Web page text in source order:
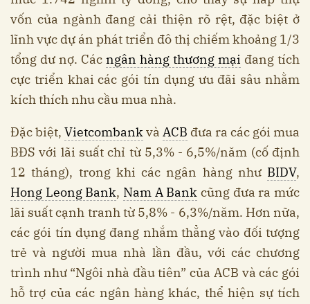
vốn của ngành đang cải thiện rõ rệt, đặc biệt ở
lĩnh vực dự án phát triển đô thị chiếm khoảng 1/3
tổng dư nợ. Các ngân hàng thương mại đang tích
cực triển khai các gói tín dụng ưu đãi sâu nhằm
kích thích nhu cầu mua nhà.
Đặc biệt, Vietcombankvà ACB đưa ra các gói mua
BĐS với lãi suất chỉ từ 5,3% - 6,5%/năm (cố định
12 tháng), trong khi các ngân hàng như BIDV,
Hong Leong Bank, Nam A Bank cũng đưa ra mức
lãi suất cạnh tranh từ 5,8% - 6,3%/năm. Hơn nữa,
các gói tín dụng đang nhắm thẳng vào đối tượng
trẻ và người mua nhà lần đầu, với các chương
trình như “Ngôi nhà đầu tiên” của ACB và các gói
hỗ trợ của các ngân hàng khác, thể hiện sự tích